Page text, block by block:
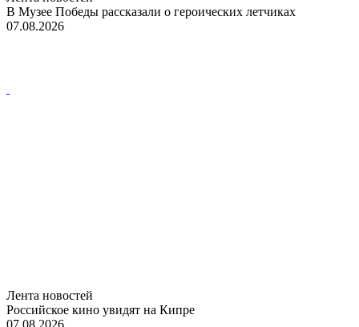
В Музее Победы рассказали о героических летчиках
07.08.2026
Лента новостей
Российское кино увидят на Кипре
07.08.2026